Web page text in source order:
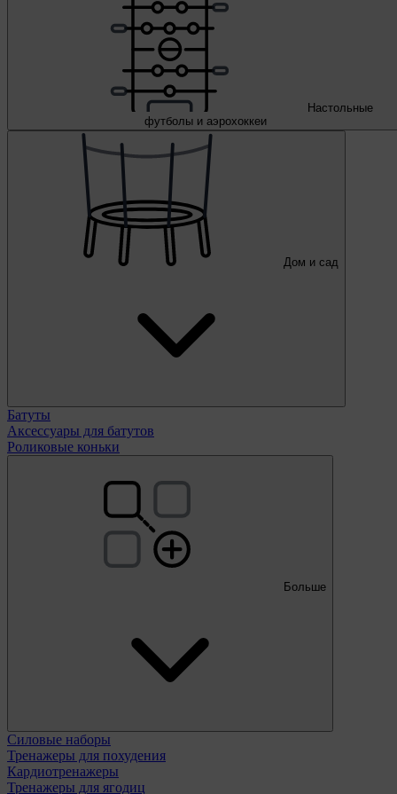
Настольные
футболы и аэрохоккеи
Дом и сад
Батуты
Аксессуары для батутов
Роликовые коньки
Больше
Силовые наборы
Тренажеры для похудения
Кардиотренажеры
Тренажеры для ягодиц